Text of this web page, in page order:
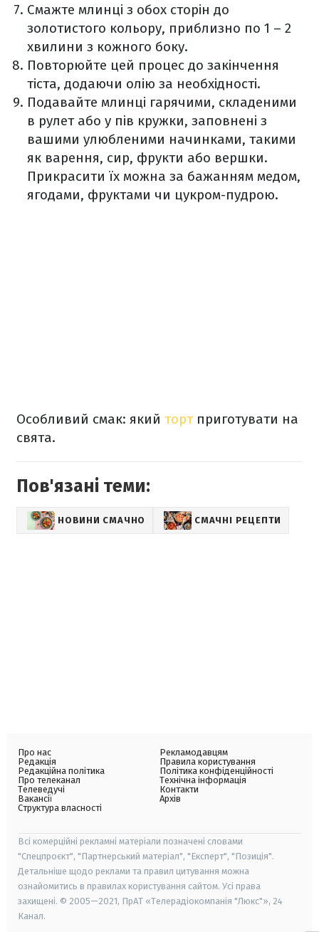
Смажте млинці з обох сторін до
золотистого кольору, приблизно по 1 – 2
хвилини з кожного боку.
Повторюйте цей процес до закінчення
тіста, додаючи олію за необхідності.
Подавайте млинці гарячими, складеними
в рулет або у пів кружки, заповнені з
вашими улюбленими начинками, такими
як варення, сир, фрукти або вершки.
Прикрасити їх можна за бажанням медом,
ягодами, фруктами чи цукром-пудрою.
Особливий смак: який тортприготувати на
свята.
Пов'язані теми:
НОВИНИ СМАЧНО СМАЧНІ РЕЦЕПТИ
Про нас
Редакція
Редакційна політика
Про телеканал
Телеведучі
Вакансії
Структура власності
Рекламодавцям
Правила користування
Політика конфіденційності
Технічна інформація
Контакти
Архів
Всі комерційні рекламні матеріали позначені словами
"Спецпроєкт", "Партнерський матеріал", "Експерт", "Позиція".
Детальніше щодо реклами та правил цитування можна
ознайомитись в правилах користування сайтом. Усі права
захищені. © 2005—2021, ПрАТ «Телерадіокомпанія "Люкс"», 24
Канал.